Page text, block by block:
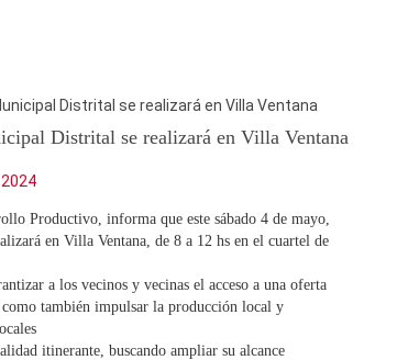
Distrital se realizará en Villa Ventana
Distrital se realizará en Villa Ventana
Productivo, informa que este sábado 4 de mayo,
en Villa Ventana, de 8 a 12 hs en el cuartel de
a los vecinos y vecinas el acceso a una oferta
también impulsar la producción local y
itinerante, buscando ampliar su alcance